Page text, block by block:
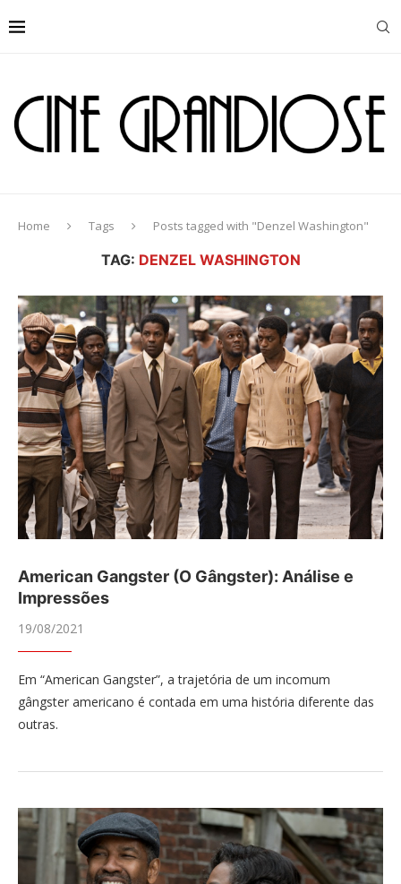
Home Tags Posts tagged with "Denzel Washington"
TAG: DENZEL WASHINGTON
American Gangster (O Gângster): Análise e
Impressões
19/08/2021
Em “American Gangster”, a trajetória de um incomum
gângster americano é contada em uma história diferente das
outras.